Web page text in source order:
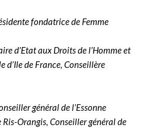
fondatrice de Femme
d’Etat aux Droits de l’Homme et
d’Ile de France,Conseillère
général de l’Essonne
Ris-Orangis, Conseiller général de